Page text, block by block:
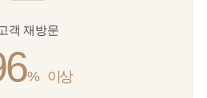
객 재방문
% 이상